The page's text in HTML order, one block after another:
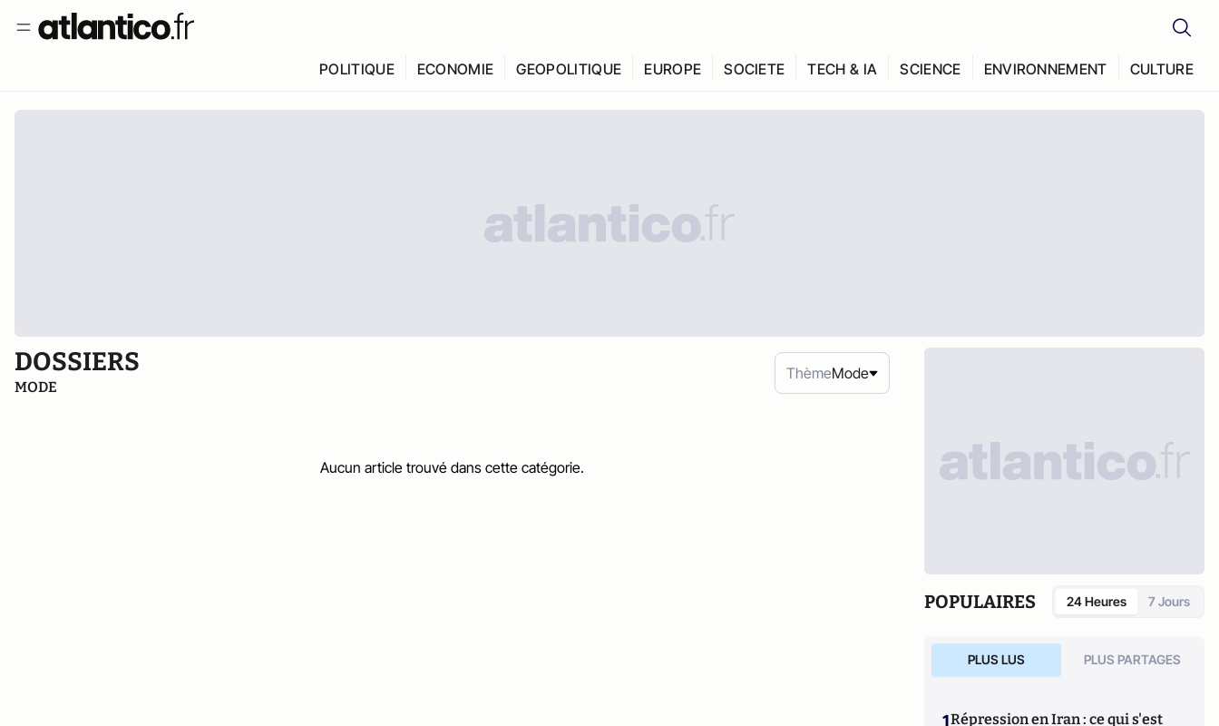
POLITIQUE ECONOMIE GEOPOLITIQUE EUROPE SOCIETE TECH & IA SCIENCE ENVIRONNEMENT CULTURE
DOSSIERS
MODE
ThèmeMode
Aucun article trouvé dans cette catégorie.
POPULAIRES 24 Heures 7 Jours
PLUS LUS PLUS PARTAGES
1Répression en Iran : ce qui s'est